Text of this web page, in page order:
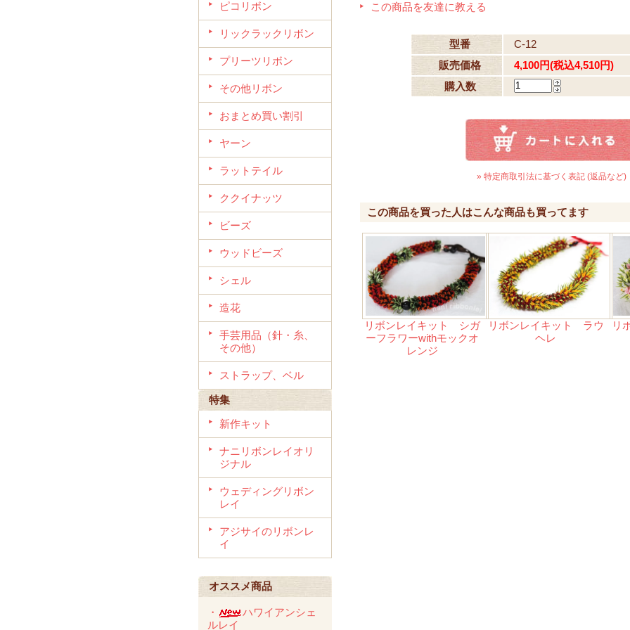
ピコリボン
リックラックリボン
プリーツリボン
その他リボン
おまとめ買い割引
ヤーン
ラットテイル
ククイナッツ
ビーズ
ウッドビーズ
シェル
造花
手芸用品（針・糸、
その他）
ストラップ、ベル
特集
新作キット
ナニリボンレイオリ
ジナル
ウェディングリボン
レイ
アジサイのリボンレ
イ
オススメ商品
・
ハワイアンシェ
ルレイ
この商品を友達に教える
型番
C-12
販売価格
4,100円(税込4,510円)
購入数
» 特定商取引法に基づく表記 (返品など)
この商品を買った人はこんな商品も買ってます
リボンレイキット シガ
ーフラワーwithモックオ
レンジ
リボンレイキット ラウ
ヘレ
リ